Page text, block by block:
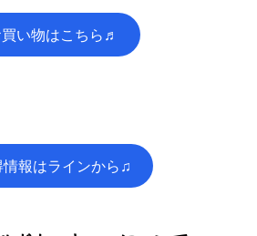
い物はこちら♬
情報はラインから♫